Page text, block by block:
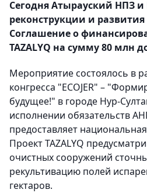
Сегодня Атырауский НПЗ
реконструкции и
Соглашение о
TAZALYQ на сумму 80 млн
Мероприятие состоялось в
конгресса "ECOJER" –
будущее!" в городе Нур-
исполнении обязательств
предоставляет
Проект TAZALYQ
очистных сооружений
рекультивацию полей
гектаров.